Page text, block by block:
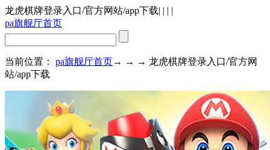
龙虎棋牌登录入口/官方网站/app下载| | | |
pa旗舰厅首页
当前位置： pa旗舰厅首页→ → → 龙虎棋牌登录入口/官方网
站/app下载